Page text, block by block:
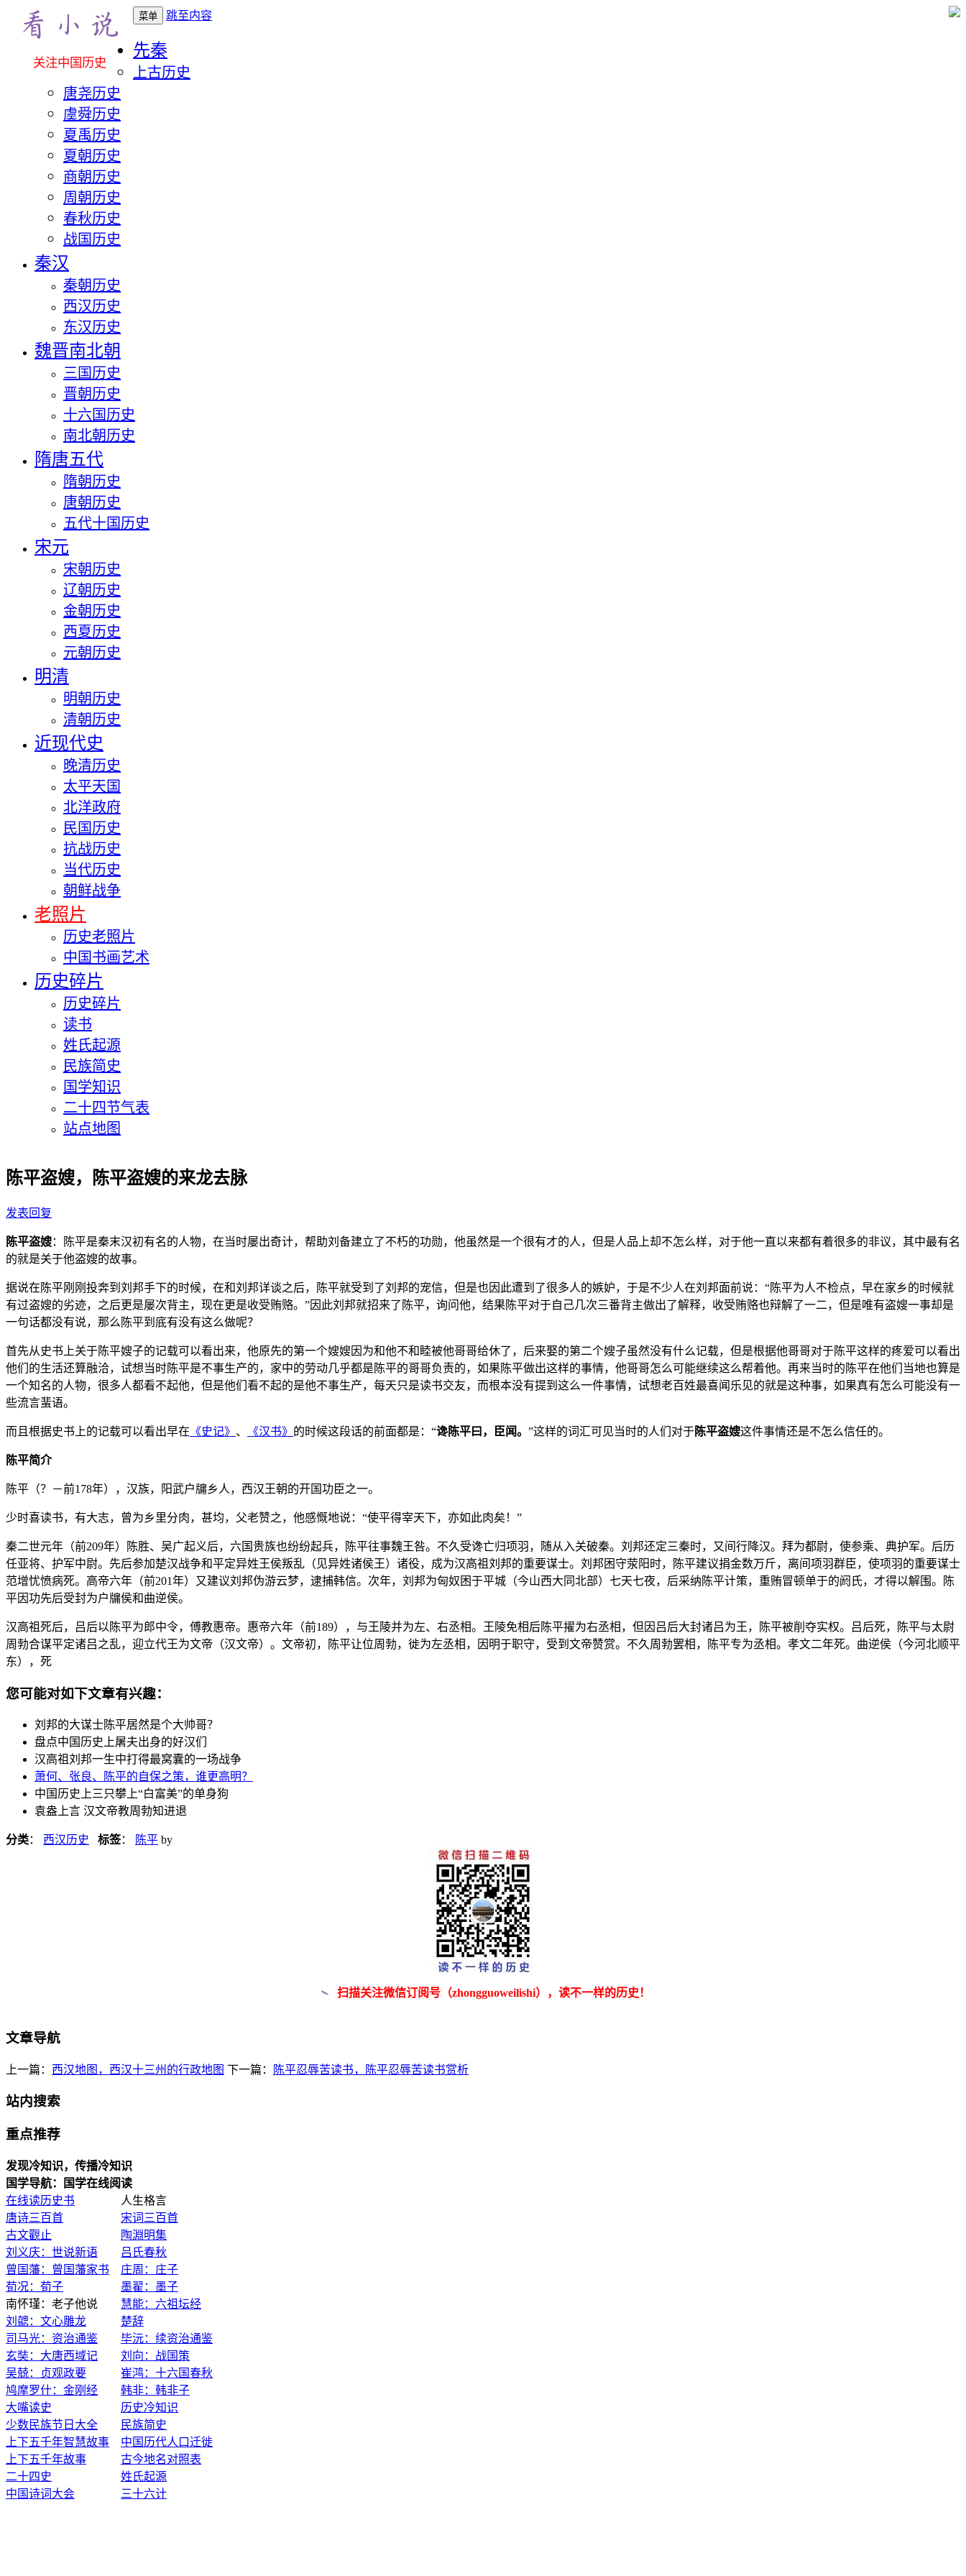
关注中国历史
菜单 跳至内容
先秦
上古历史
唐尧历史
虞舜历史
夏禹历史
夏朝历史
商朝历史
周朝历史
春秋历史
战国历史
秦汉
秦朝历史
西汉历史
东汉历史
魏晋南北朝
三国历史
晋朝历史
十六国历史
南北朝历史
隋唐五代
隋朝历史
唐朝历史
五代十国历史
宋元
宋朝历史
辽朝历史
金朝历史
西夏历史
元朝历史
明清
明朝历史
清朝历史
近现代史
晚清历史
太平天国
北洋政府
民国历史
抗战历史
当代历史
朝鲜战争
老照片
历史老照片
中国书画艺术
历史碎片
历史碎片
读书
姓氏起源
民族简史
国学知识
二十四节气表
站点地图
陈平盗嫂，陈平盗嫂的来龙去脉
发表回复
陈平盗嫂：陈平是秦末汉初有名的人物，在当时屡出奇计，帮助刘备建立了不朽的功勋，他虽然是一个很有才的人，但是人品上却不怎么样，对于他一直以来都有着很多的非议，其中最有名
的就是关于他盗嫂的故事。
据说在陈平刚刚投奔到刘邦手下的时候，在和刘邦详谈之后，陈平就受到了刘邦的宠信，但是也因此遭到了很多人的嫉妒，于是不少人在刘邦面前说：“陈平为人不检点，早在家乡的时候就
有过盗嫂的劣迹，之后更是屡次背主，现在更是收受贿赂。”因此刘邦就招来了陈平，询问他，结果陈平对于自己几次三番背主做出了解释，收受贿赂也辩解了一二，但是唯有盗嫂一事却是
一句话都没有说，那么陈平到底有没有这么做呢？
首先从史书上关于陈平嫂子的记载可以看出来，他原先的第一个嫂嫂因为和他不和睦被他哥哥给休了，后来娶的第二个嫂子虽然没有什么记载，但是根据他哥哥对于陈平这样的疼爱可以看出
他们的生活还算融洽，试想当时陈平是不事生产的，家中的劳动几乎都是陈平的哥哥负责的，如果陈平做出这样的事情，他哥哥怎么可能继续这么帮着他。再来当时的陈平在他们当地也算是
一个知名的人物，很多人都看不起他，但是他们看不起的是他不事生产，每天只是读书交友，而根本没有提到这么一件事情，试想老百姓最喜闻乐见的就是这种事，如果真有怎么可能没有一
些流言蜚语。
而且根据史书上的记载可以看出早在 《史记》 、 《汉书》 的时候这段话的前面都是：“谗陈平曰，臣闻。 ”这样的词汇可见当时的人们对于陈平盗嫂这件事情还是不怎么信任的。
陈平简介
陈平（？－前178年），汉族，阳武户牖乡人，西汉王朝的开国功臣之一。
少时喜读书，有大志，曾为乡里分肉，甚均，父老赞之，他感慨地说：“使平得宰天下，亦如此肉矣！”
秦二世元年（前209年）陈胜、吴广起义后，六国贵族也纷纷起兵，陈平往事魏王咎。不久受谗亡归项羽，随从入关破秦。刘邦还定三秦时，又间行降汉。拜为都尉，使参乘、典护军。后历
任亚将、护军中尉。先后参加楚汉战争和平定异姓王侯叛乱（见异姓诸侯王）诸役，成为汉高祖刘邦的重要谋士。刘邦困守荥阳时，陈平建议捐金数万斤，离间项羽群臣，使项羽的重要谋士
范增忧愤病死。高帝六年（前201年）又建议刘邦伪游云梦，逮捕韩信。次年，刘邦为匈奴困于平城（今山西大同北部）七天七夜，后采纳陈平计策，重贿冒顿单于的阏氏，才得以解围。陈
平因功先后受封为户牖侯和曲逆侯。
汉高祖死后，吕后以陈平为郎中令，傅教惠帝。惠帝六年（前189），与王陵并为左、右丞相。王陵免相后陈平擢为右丞相，但因吕后大封诸吕为王，陈平被削夺实权。吕后死，陈平与太尉
周勃合谋平定诸吕之乱，迎立代王为文帝（汉文帝）。文帝初，陈平让位周勃，徙为左丞相，因明于职守，受到文帝赞赏。不久周勃罢相，陈平专为丞相。孝文二年死。曲逆侯（今河北顺平
东），死
您可能对如下文章有兴趣：
刘邦的大谋士陈平居然是个大帅哥？
盘点中国历史上屠夫出身的好汉们
汉高祖刘邦一生中打得最窝囊的一场战争
萧何、张良、陈平的自保之策，谁更高明？
中国历史上三只攀上“白富美”的单身狗
袁盎上言 汉文帝教周勃知进退
分类： 西汉历史 标签： 陈平 by
扫描关注微信订阅号（zhongguoweilishi），读不一样的历史！
文章导航
上一篇： 西汉地图，西汉十三州的行政地图 下一篇： 陈平忍辱苦读书，陈平忍辱苦读书赏析
站内搜索
重点推荐
发现冷知识，传播冷知识
国学导航：国学在线阅读
在线读历史书 人生格言
唐诗三百首
宋词三百首
古文觀止
陶淵明集
刘义庆：世说新语
吕氏春秋
曾国藩：曾国藩家书
庄周：庄子
荀况：荀子
墨翟：墨子
南怀瑾：老子他说 慧能：六祖坛经
刘勰：文心雕龙
楚辞
司马光：资治通鉴
毕沅：续资治通鉴
玄奘：大唐西域记
刘向：战国策
吴兢：贞观政要
崔鸿：十六国春秋
鸠摩罗什：金刚经
韩非：韩非子
大嘴读史
历史冷知识
少数民族节日大全
民族简史
上下五千年智慧故事
中国历代人口迁徙
上下五千年故事
古今地名对照表
二十四史
姓氏起源
中国诗词大会
三十六计